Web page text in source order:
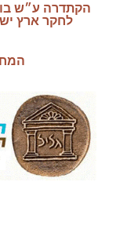
הקתדרה ע״ש
לחקר ארץ